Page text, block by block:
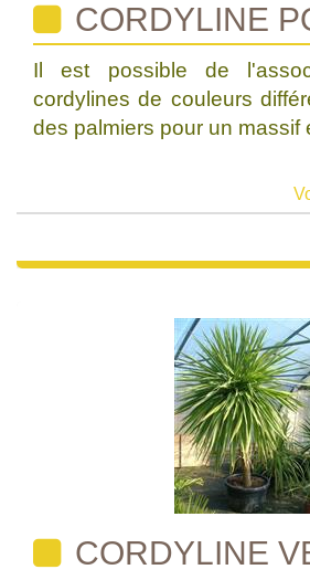
CORDYLINE
Il est possible de
cordylines de couleurs
des palmiers pour un massif
CORDYLINE